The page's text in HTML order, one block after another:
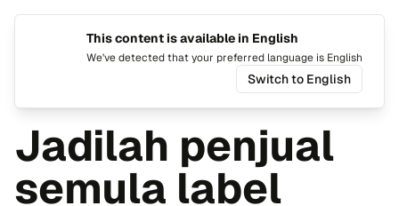
Laman Utama
Jadilah penjual
semula label
This content is available in English
We've detected that your preferred language is English
Switch to English